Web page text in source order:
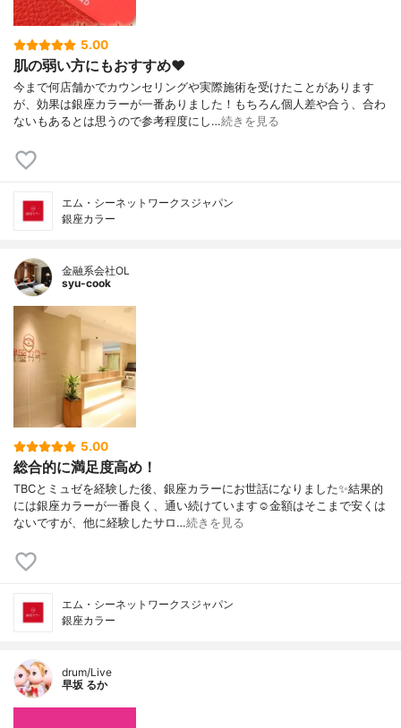
5.00
肌の弱い方にもおすすめ❤️
今まで何店舗かでカウンセリングや実際施術を受けたことがあります
が、効果は銀座カラーが一番ありました！もちろん個人差や合う、合わ
ないもあるとは思うので参考程度にし…続きを見る
エム・シーネットワークスジャパン
銀座カラー
金融系会社OL
syu-cook
5.00
総合的に満足度高め！
TBCとミュゼを経験した後、銀座カラーにお世話になりました✨結果的
には銀座カラーが一番良く、通い続けています☺️金額はそこまで安くは
ないですが、他に経験したサロ…続きを見る
エム・シーネットワークスジャパン
銀座カラー
drum/Live
早坂 るか